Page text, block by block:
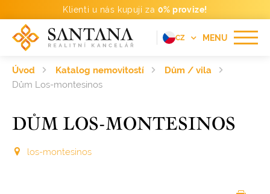
Klienti u nás kupují za 0% provize!
MENU
CZ
PT
Úvod Katalog nemovitostí
Dům / vila
Dům Los-montesinos
DŮM LOS-MONTESINOS
los-montesinos